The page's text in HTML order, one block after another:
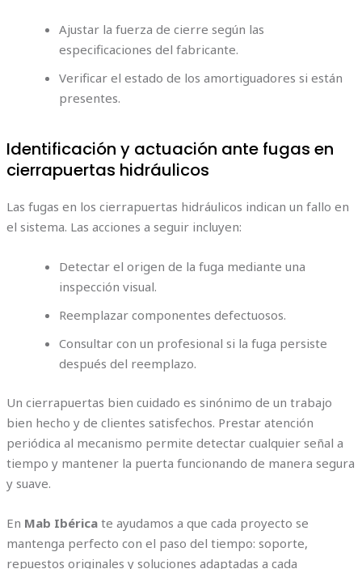
Ajustar la fuerza de cierre según las
especificaciones del fabricante.
Verificar el estado de los amortiguadores si están
presentes.
Identificación y actuación ante fugas en
cierrapuertas hidráulicos
Las fugas en los cierrapuertas hidráulicos indican un fallo en
el sistema. Las acciones a seguir incluyen:
Detectar el origen de la fuga mediante una
inspección visual.
Reemplazar componentes defectuosos.
Consultar con un profesional si la fuga persiste
después del reemplazo.
Un cierrapuertas bien cuidado es sinónimo de un trabajo
bien hecho y de clientes satisfechos. Prestar atención
periódica al mecanismo permite detectar cualquier señal a
tiempo y mantener la puerta funcionando de manera segura
y suave.
En Mab Ibéricate ayudamos a que cada proyecto se
mantenga perfecto con el paso del tiempo: soporte,
repuestos originales y soluciones adaptadas a cada